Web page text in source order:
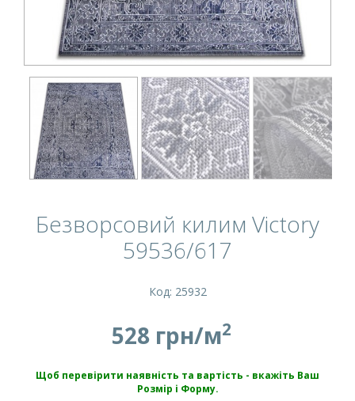
Безворсовий килим Victory
59536/617
Код: 25932
528 грн/м2
Щоб перевірити наявність та вартість - вкажіть Ваш
Розмір і Форму.